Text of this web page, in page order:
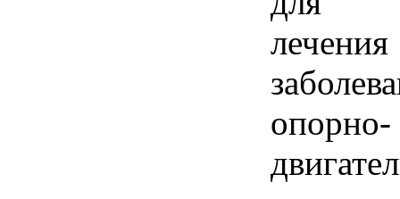
лечения
опорно-